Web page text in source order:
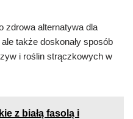
zdrowa alternatywa dla
także doskonały sposób
i roślin strączkowych w
z białą fasolą i